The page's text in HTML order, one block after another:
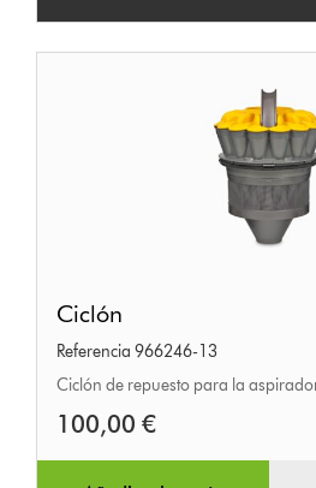
Ciclón
Referencia 966246-13
Ciclón de repuesto para la
100,00 €